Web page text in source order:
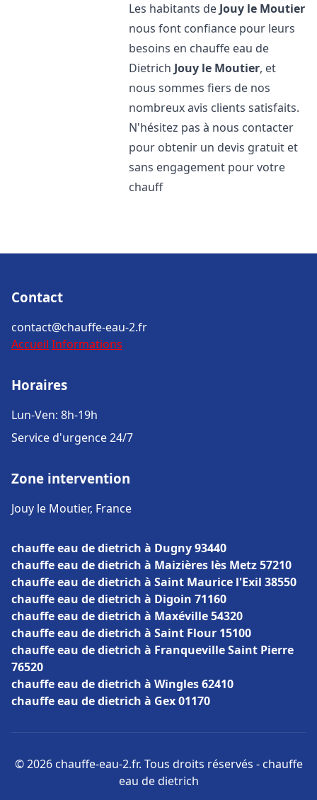
Les habitants de Jouy le Moutier
nous font confiance pour leurs
besoins en chauffe eau de
Dietrich Jouy le Moutier, et
nous sommes fiers de nos
nombreux avis clients satisfaits.
N'hésitez pas à nous contacter
pour obtenir un devis gratuit et
sans engagement pour votre
chauff
Contact
contact@chauffe-eau-2.fr
Accueil Informations
Horaires
Lun-Ven: 8h-19h
Service d'urgence 24/7
Zone intervention
Jouy le Moutier, France
chauffe eau de dietrich à Dugny 93440
chauffe eau de dietrich à Maizières lès Metz 57210
chauffe eau de dietrich à Saint Maurice l'Exil 38550
chauffe eau de dietrich à Digoin 71160
chauffe eau de dietrich à Maxéville 54320
chauffe eau de dietrich à Saint Flour 15100
chauffe eau de dietrich à Franqueville Saint Pierre
76520
chauffe eau de dietrich à Wingles 62410
chauffe eau de dietrich à Gex 01170
© 2026 chauffe-eau-2.fr. Tous droits réservés - chauffe
eau de dietrich